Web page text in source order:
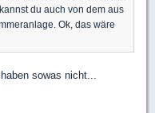
du auch von dem aus
Ok, das wäre
sowas nicht...